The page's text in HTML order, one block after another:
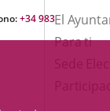
+34 983El
Para ti